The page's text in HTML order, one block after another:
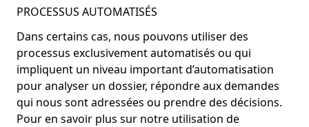
PROCESSUS AUTOMATISÉS
Dans certains cas, nous pouvons utiliser des
processus exclusivement automatisés ou qui
impliquent un niveau important d’automatisation
pour analyser un dossier, répondre aux demandes
qui nous sont adressées ou prendre des décisions.
Pour en savoir plus sur notre utilisation de